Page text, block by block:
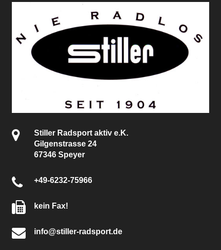
Stiller Radsport aktiv e.K.
Gilgenstrasse 24
67346 Speyer
+49-6232-75966
kein Fax!
info@stiller-radsport.de